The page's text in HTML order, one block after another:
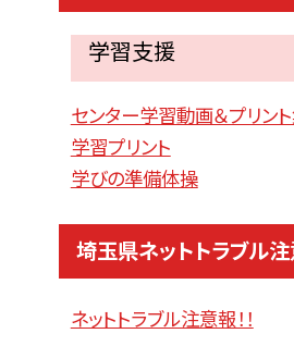
学習支援
センター学習動画＆プリン
学習プリント
学びの準備体操
埼玉県ネットトラブル
ネットトラブル注意報！！